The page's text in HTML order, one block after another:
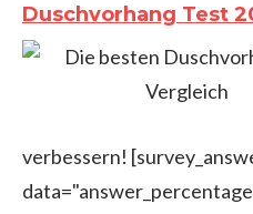
Duschvorhang Test
verbessern!